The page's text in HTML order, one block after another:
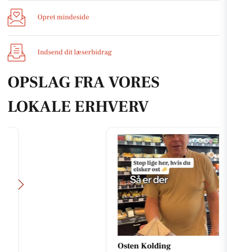
Opret mindeside
Indsend dit læserbidrag
OPSLAG FRA VORES
LOKALE ERHVERV